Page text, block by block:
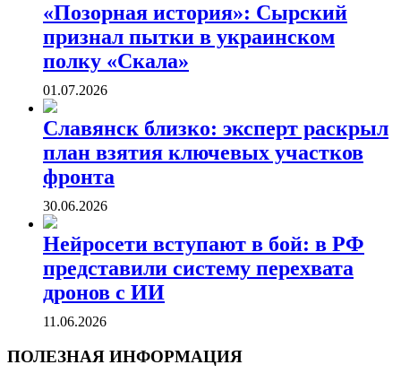
«Позорная история»: Сырский
признал пытки в украинском
полку «Скала»
01.07.2026
Славянск близко: эксперт раскрыл
план взятия ключевых участков
фронта
30.06.2026
Нейросети вступают в бой: в РФ
представили систему перехвата
дронов с ИИ
11.06.2026
ПОЛЕЗНАЯ ИНФОРМАЦИЯ